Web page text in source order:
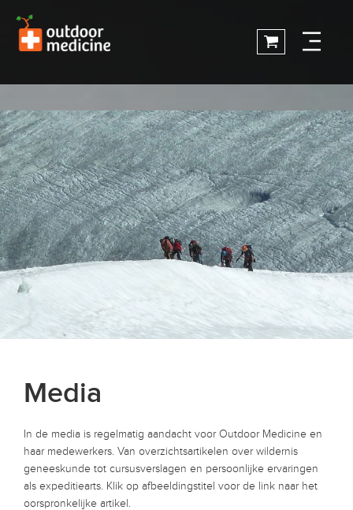
Media
In de media is regelmatig aandacht voor Outdoor Medicine en
haar medewerkers. Van overzichtsartikelen over wildernis
geneeskunde tot cursusverslagen en persoonlijke ervaringen
als expeditiearts. Klik op afbeeldingstitel voor de link naar het
oorspronkelijke artikel.